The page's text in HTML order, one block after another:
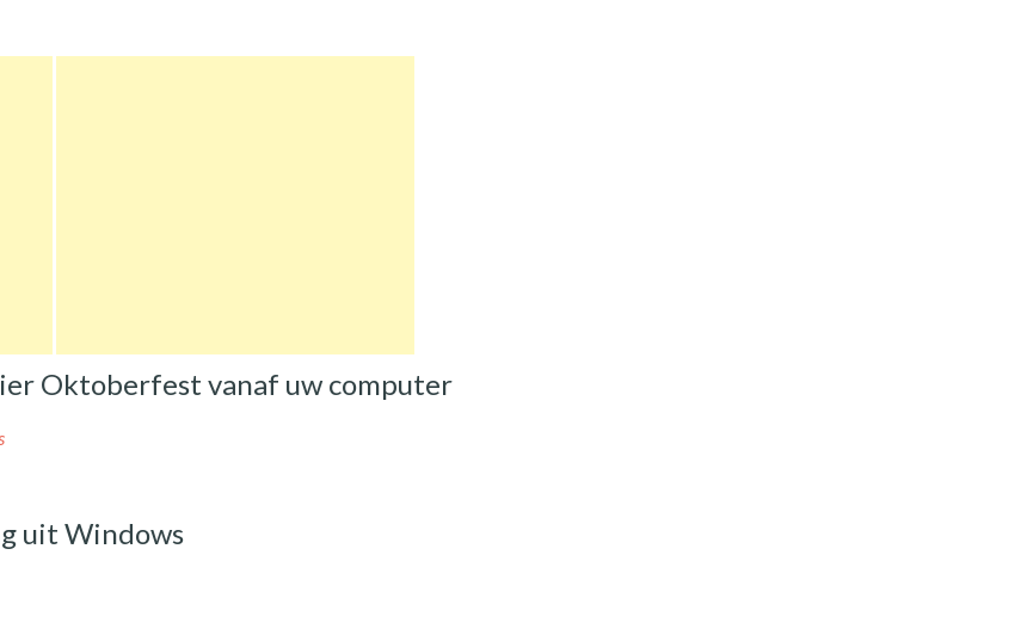
Oktoberfest vanaf uw computer
uit Windows